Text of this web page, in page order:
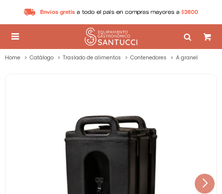

Home Catálogo Traslado de alimentos Contenedores A granel